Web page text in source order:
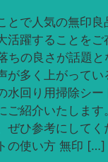
とで人気の無印良
活躍することをご
ちの良さが話題
が多く上がって
水回り用掃除シ
ご紹介いたします
ぜひ参考にして
の使い方 無印 […]